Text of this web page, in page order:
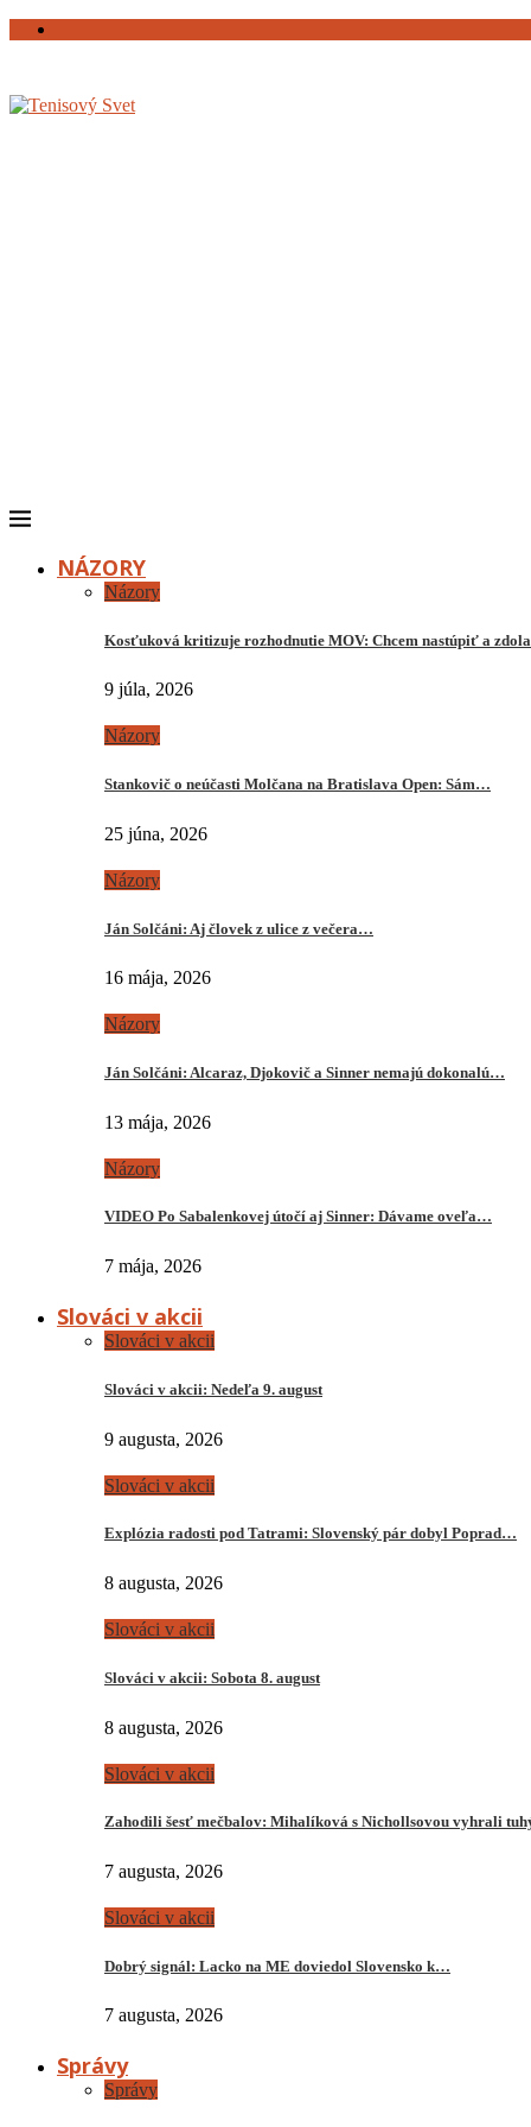
NÁZORY
Názory
Kosťuková kritizuje rozhodnutie MOV: Chcem nastúpiť a
9 júla, 2026
Názory
Stankovič o neúčasti Molčana na Bratislava Open: Sám…
25 júna, 2026
Názory
Ján Solčáni: Aj človek z ulice z večera…
16 mája, 2026
Názory
Ján Solčáni: Alcaraz, Djokovič a Sinner nemajú dokonalú…
13 mája, 2026
Názory
VIDEO Po Sabalenkovej útočí aj Sinner: Dávame oveľa…
7 mája, 2026
Slováci v akcii
Slováci v akcii
Slováci v akcii: Nedeľa 9. august
9 augusta, 2026
Slováci v akcii
Explózia radosti pod Tatrami: Slovenský pár dobyl Poprad…
8 augusta, 2026
Slováci v akcii
Slováci v akcii: Sobota 8. august
8 augusta, 2026
Slováci v akcii
Zahodili šesť mečbalov: Mihalíková s Nichollsovou vyhrali
7 augusta, 2026
Slováci v akcii
Dobrý signál: Lacko na ME doviedol Slovensko k…
7 augusta, 2026
Správy
Správy